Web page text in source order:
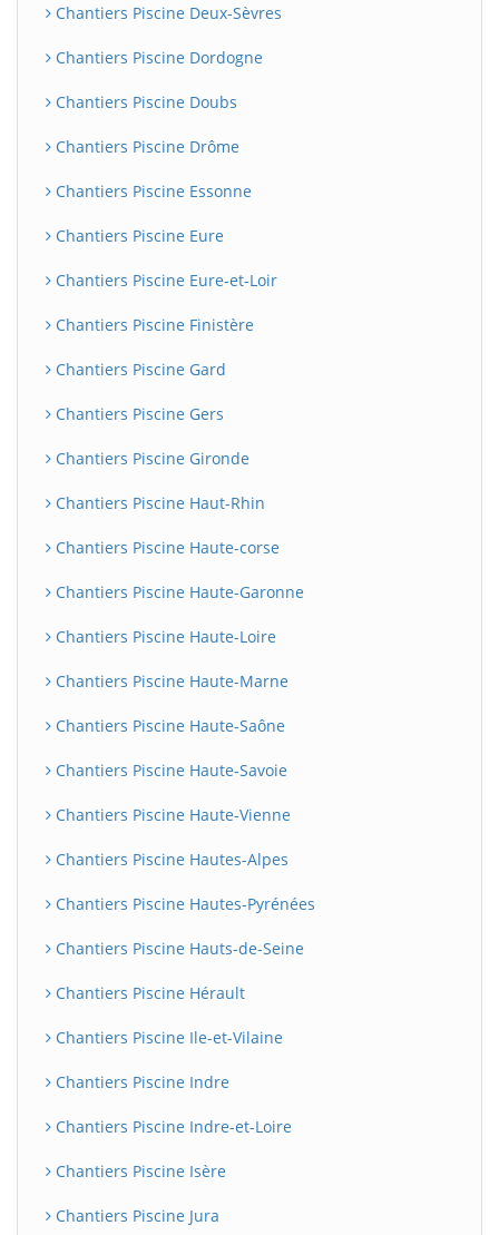
Chantiers Piscine Deux-Sèvres
Chantiers Piscine Dordogne
Chantiers Piscine Doubs
Chantiers Piscine Drôme
Chantiers Piscine Essonne
Chantiers Piscine Eure
Chantiers Piscine Eure-et-Loir
Chantiers Piscine Finistère
Chantiers Piscine Gard
Chantiers Piscine Gers
Chantiers Piscine Gironde
Chantiers Piscine Haut-Rhin
Chantiers Piscine Haute-corse
Chantiers Piscine Haute-Garonne
Chantiers Piscine Haute-Loire
Chantiers Piscine Haute-Marne
Chantiers Piscine Haute-Saône
Chantiers Piscine Haute-Savoie
Chantiers Piscine Haute-Vienne
Chantiers Piscine Hautes-Alpes
Chantiers Piscine Hautes-Pyrénées
Chantiers Piscine Hauts-de-Seine
Chantiers Piscine Hérault
Chantiers Piscine Ile-et-Vilaine
Chantiers Piscine Indre
Chantiers Piscine Indre-et-Loire
Chantiers Piscine Isère
Chantiers Piscine Jura